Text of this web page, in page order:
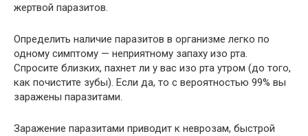
жертвой паразитов.
Определить наличие паразитов в организме легко по
одному симптому — неприятному запаху изо рта.
Спросите близких, пахнет ли у вас изо рта утром (до того,
как почистите зубы). Если да, то с вероятностью 99% вы
заражены паразитами.
Заражение паразитами приводит к неврозам, быстрой